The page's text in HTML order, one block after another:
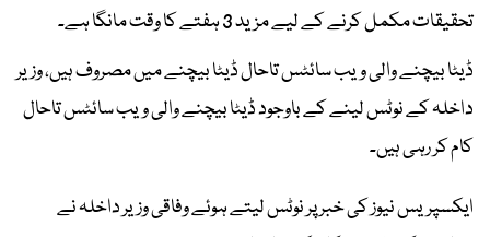
تحقیقات مکمل کرنے کے لیے مزید 3 ہفتے کا وقت مانگا ہے۔
ڈیٹا بیچنے والی ویب سائٹس تاحال ڈیٹا بیچنے میں مصروف ہیں، وزیر
داخلہ کے نوٹس لینے کے باوجود ڈیٹا بیچنے والی ویب سائٹس تاحال
کام کر رہی ہیں۔
ایکسپریس نیوز کی خبر پر نوٹس لیتے ہوئے وفاقی وزیر داخلہ نے